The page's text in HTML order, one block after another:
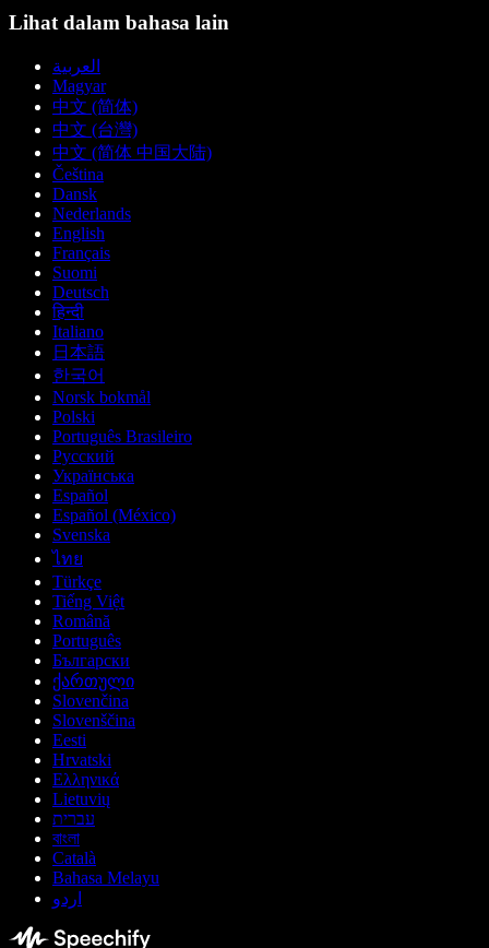
Lihat dalam bahasa lain
العربية
Magyar
中文 (简体)
中文 (台灣)
中文 (简体 中国大陆)
Čeština
Dansk
Nederlands
English
Français
Suomi
Deutsch
हिन्दी
Italiano
日本語
한국어
Norsk bokmål
Polski
Português Brasileiro
Русский
Українська
Español
Español (México)
Svenska
ไทย
Türkçe
Tiếng Việt
Română
Português
Български
ქართული
Slovenčina
Slovenščina
Eesti
Hrvatski
Ελληνικά
Lietuvių
עברית
বাংলা
Català
Bahasa Melayu
اردو